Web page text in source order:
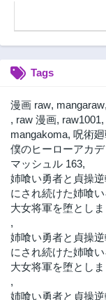
Tags
漫画 raw, mangaraw,
, raw 漫画, raw1001,
mangakoma, 呪術
僕のヒーローアカ
マッシュル 163,
姉喰い勇者と貞操
にされ続けた姉喰
大女将軍を堕とし
,
姉喰い勇者と貞操
にされ続けた姉喰
大女将軍を堕とし
,
姉喰い勇者と貞操